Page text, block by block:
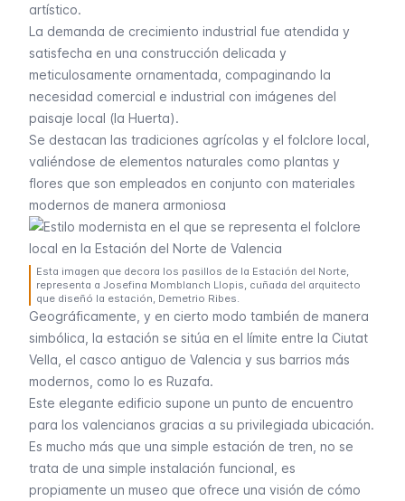
artístico.
La demanda de crecimiento industrial fue atendida y
satisfecha en una construcción delicada y
meticulosamente ornamentada, compaginando la
necesidad comercial e industrial con imágenes del
paisaje local (la Huerta).
Se destacan las tradiciones agrícolas y el folclore local,
valiéndose de elementos naturales como plantas y
flores que son empleados en conjunto con materiales
modernos de manera armoniosa
Esta imagen que decora los pasillos de la Estación del Norte,
representa a Josefina Momblanch Llopis, cuñada del arquitecto
que diseñó la estación, Demetrio Ribes.
Geográficamente, y en cierto modo también de manera
simbólica, la estación se sitúa en el límite entre la Ciutat
Vella , el casco antiguo de Valencia y sus barrios más
modernos, como lo es Ruzafa.
Este elegante edificio supone un punto de encuentro
para los valencianos gracias a su privilegiada ubicación.
Es mucho más que una simple estación de tren, no se
trata de una simple instalación funcional, es
propiamente un museo que ofrece una visión de cómo